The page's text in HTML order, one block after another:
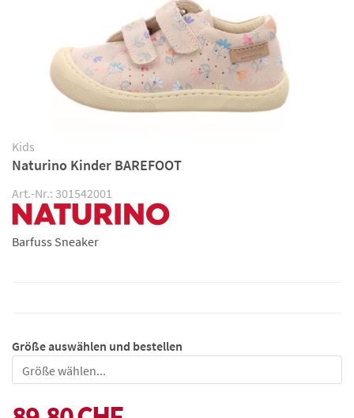
Kids
Naturino Kinder BAREFOOT
Art.-Nr.: 301542001
Barfuss Sneaker
Größe auswählen und bestellen
Größe